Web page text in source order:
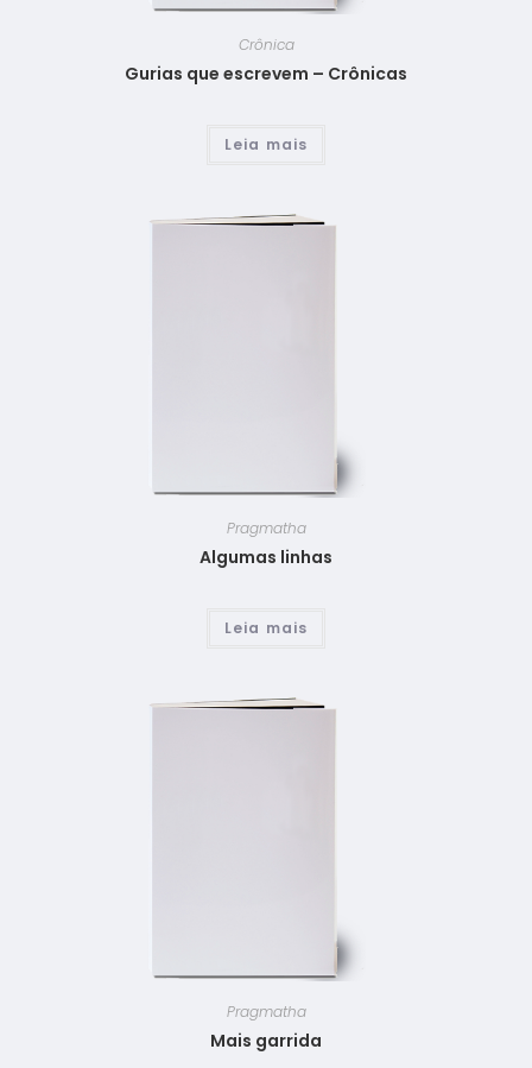
Crônica
Gurias que escrevem – Crônicas
Leia mais
Pragmatha
Algumas linhas
Leia mais
Pragmatha
Mais garrida